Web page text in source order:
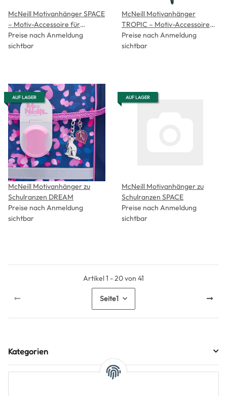
McNeill Motivanhänger SPACE
– Motiv-Accessoire für
Schulranzen, Etui &
Sportbeutel
Preise nach Anmeldung
sichtbar
McNeill Motivanhänger
TROPIC – Motiv-Accessoire
für Schulranzen, Etui &
Sportbeutel
Preise nach Anmeldung
sichtbar
AUF LAGER
McNeill Motivanhänger zu
Schulranzen DREAM
Preise nach Anmeldung
sichtbar
AUF LAGER
McNeill Motivanhänger zu
Schulranzen SPACE
Preise nach Anmeldung
sichtbar
Artikel 1 - 20 von 41
Seite1
Kategorien